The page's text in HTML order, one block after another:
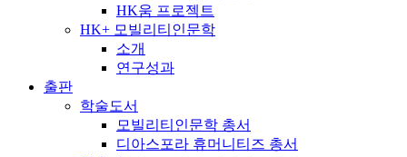
HK움 프로젝트
HK+ 모빌리티인문학
소개
연구성과
출판
학술도서
모빌리티인문학 총서
디아스포라 휴머니티즈 총서